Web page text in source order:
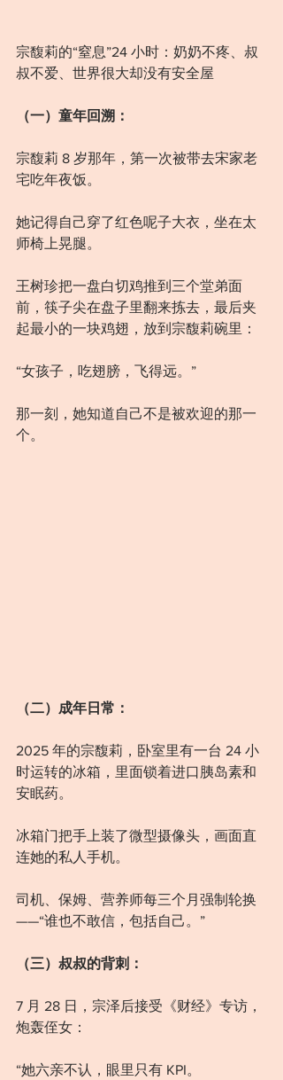
宗馥莉的“窒息”24 小时：奶奶不疼、叔
叔不爱、世界很大却没有安全屋
（一）童年回溯：
宗馥莉 8 岁那年，第一次被带去宋家老
宅吃年夜饭。
她记得自己穿了红色呢子大衣，坐在太
师椅上晃腿。
王树珍把一盘白切鸡推到三个堂弟面
前，筷子尖在盘子里翻来拣去，最后夹
起最小的一块鸡翅，放到宗馥莉碗里：
“女孩子，吃翅膀，飞得远。”
那一刻，她知道自己不是被欢迎的那一
个。
（二）成年日常：
2025 年的宗馥莉，卧室里有一台 24 小
时运转的冰箱，里面锁着进口胰岛素和
安眠药。
冰箱门把手上装了微型摄像头，画面直
连她的私人手机。
司机、保姆、营养师每三个月强制轮换
——“谁也不敢信，包括自己。”
（三）叔叔的背刺：
7 月 28 日，宗泽后接受《财经》专访，
炮轰侄女：
“她六亲不认，眼里只有 KPI。